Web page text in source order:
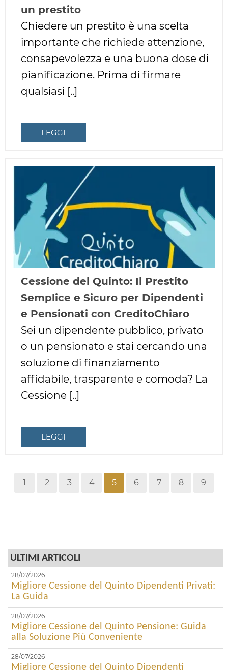
un prestito
Chiedere un prestito è una scelta
importante che richiede attenzione,
consapevolezza e una buona dose di
pianificazione. Prima di firmare
qualsiasi [..]
LEGGI
Cessione del Quinto: Il Prestito
Semplice e Sicuro per Dipendenti
e Pensionati con CreditoChiaro
Sei un dipendente pubblico, privato
o un pensionato e stai cercando una
soluzione di finanziamento
affidabile, trasparente e comoda? La
Cessione [..]
LEGGI
1 2 3 4 5 6 7 8 9
ULTIMI ARTICOLI
28/07/2026
Migliore Cessione del Quinto Dipendenti Privati:
La Guida
28/07/2026
Migliore Cessione del Quinto Pensione: Guida
alla Soluzione Più Conveniente
28/07/2026
Migliore Cessione del Quinto Dipendenti